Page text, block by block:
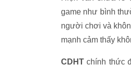
game như bình
người chơi và
mạnh cảm thấy
CDHTchính thức